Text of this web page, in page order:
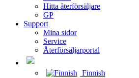
Hitta återförsäljare
GP
Support
Mina sidor
Service
Återförsäljarportal
Finnish